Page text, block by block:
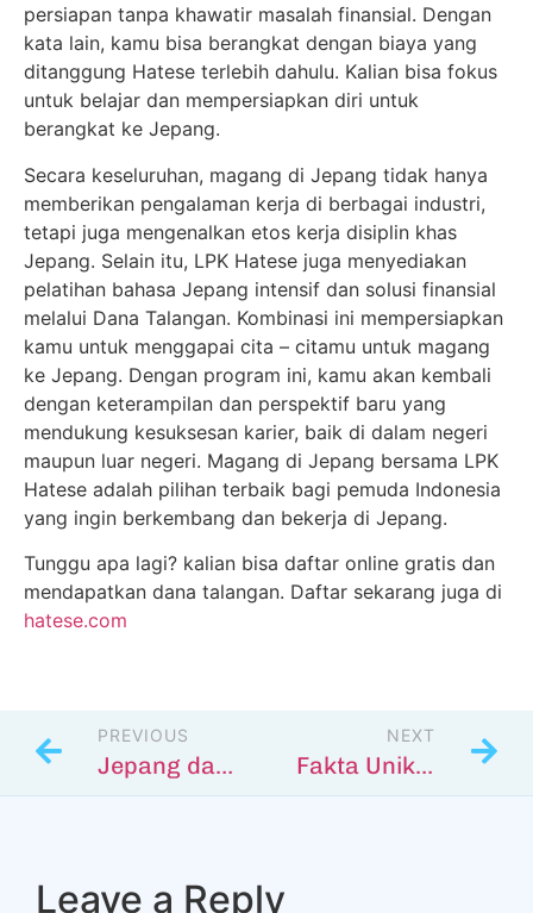
persiapan tanpa khawatir masalah finansial. Dengan
kata lain, kamu bisa berangkat dengan biaya yang
ditanggung Hatese terlebih dahulu. Kalian bisa fokus
untuk belajar dan mempersiapkan diri untuk
berangkat ke Jepang.
Secara keseluruhan, magang di Jepang tidak hanya
memberikan pengalaman kerja di berbagai industri,
tetapi juga mengenalkan etos kerja disiplin khas
Jepang. Selain itu, LPK Hatese juga menyediakan
pelatihan bahasa Jepang intensif dan solusi finansial
melalui Dana Talangan. Kombinasi ini mempersiapkan
kamu untuk menggapai cita – citamu untuk magang
ke Jepang. Dengan program ini, kamu akan kembali
dengan keterampilan dan perspektif baru yang
mendukung kesuksesan karier, baik di dalam negeri
maupun luar negeri. Magang di Jepang bersama LPK
Hatese adalah pilihan terbaik bagi pemuda Indonesia
yang ingin berkembang dan bekerja di Jepang.
Tunggu apa lagi? kalian bisa daftar online gratis dan
mendapatkan dana talangan. Daftar sekarang juga di
hatese.com
PREVIOUS
Jepang dan Revolusi Robotika dalam membangun masa depan.
NEXT
Fakta Unik Tradisi dan Kebudayaan di Jepang
Leave a Reply